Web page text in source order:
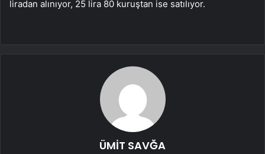
liradan alınıyor, 25 lira 80 kuruştan ise satılıyor.
ÜMİT SAVĞA